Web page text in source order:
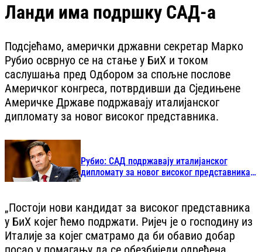
Ланди има подршку САД-а
Подсјећамо, амерички државни секретар Марко
Рубио осврнуо се на стање у БиХ и током
саслушања пред Одбором за спољне послове
Америчког конгреса, потврдивши да Сједињене
Америчке Државе подржавају италијанског
дипломату за новог високог представника.
Рубио: САД подржавају италијанског
дипломату за новог високог представника у
БиХ
„Постоји нови кандидат за високог представника
у БиХ којег ћемо подржати. Ријеч је о господину из
Италије за којег сматрамо да би обавио добар